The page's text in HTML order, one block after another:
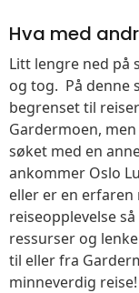
Hva med
Litt lengre ned på
og tog. På denne
begrenset til
Gardermoen,
søket med en
ankommer Oslo
eller er en erfaren
reiseopplevelse
ressurser og
til eller fra
minneverdig reise!